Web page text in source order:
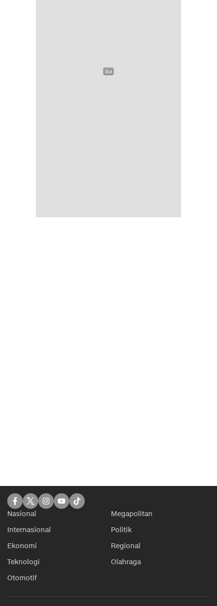
Nasional
Megapolitan
Internasional
Politik
Ekonomi
Regional
Teknologi
Olahraga
Otomotif